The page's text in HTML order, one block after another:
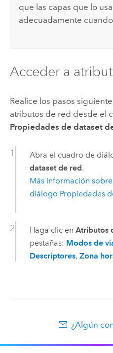
que las capas que lo
adecuadamente
Acceder a
Realice los pasos
atributos de red desde el
Propiedades de dataset
Abra el cuadro de
dataset de red.
Más información
diálogo Propiedades
Haga clic en Atributos
pestañas: Modos de
Descriptores, Zona
¿Algún